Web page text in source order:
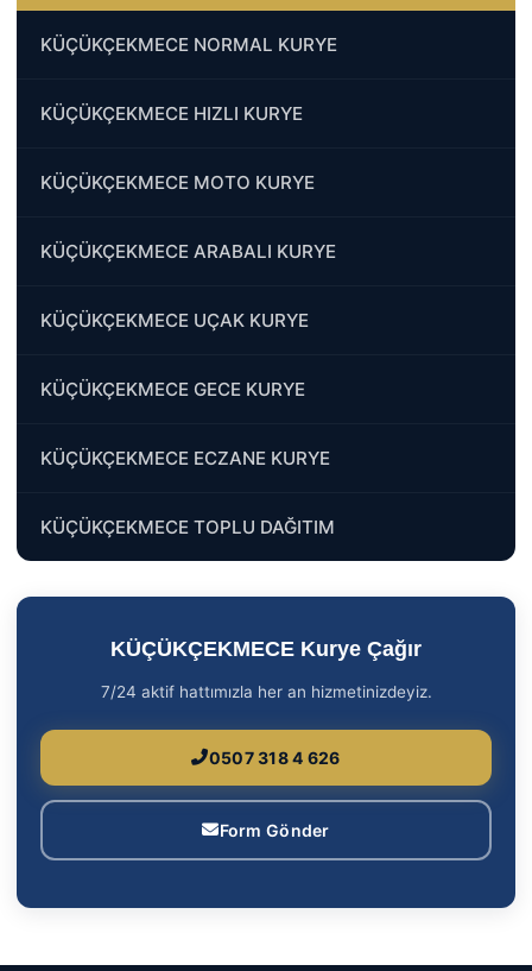
KÜÇÜKÇEKMECE NORMAL KURYE
KÜÇÜKÇEKMECE HIZLI KURYE
KÜÇÜKÇEKMECE MOTO KURYE
KÜÇÜKÇEKMECE ARABALI KURYE
KÜÇÜKÇEKMECE UÇAK KURYE
KÜÇÜKÇEKMECE GECE KURYE
KÜÇÜKÇEKMECE ECZANE KURYE
KÜÇÜKÇEKMECE TOPLU DAĞITIM
KÜÇÜKÇEKMECE Kurye Çağır
7/24 aktif hattımızla her an hizmetinizdeyiz.
0507 318 4 626
Form Gönder